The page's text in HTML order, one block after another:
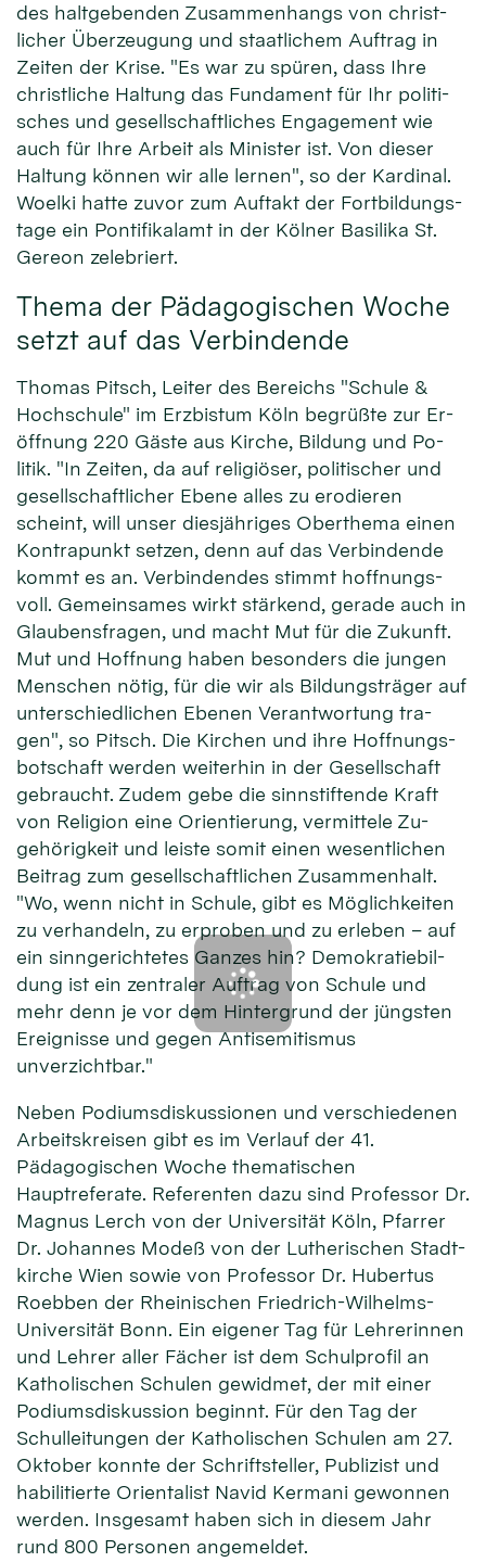
des halt­ge­ben­den Zu­sammen­hangs von christ­
licher Über­zeu­gung und staat­lichem Auf­trag in
Zei­ten der Kri­se. "Es war zu spü­ren, dass Ihre
christ­liche Hal­tung das Fun­da­ment für Ihr po­liti­
sches und ge­sell­schaft­liches En­gage­ment wie
auch für Ih­re Ar­beit als Mi­nister ist. Von die­ser
Hal­tung kön­nen wir alle ler­nen", so der Kar­dinal.
Woel­ki hat­te zu­vor zum Auf­takt der Fort­bil­dungs­
tage ein Pon­ti­fi­kalamt in der Köl­ner Basi­lika St.
Gereon zelebriert.
Thema der Pädagogischen Woche
setzt auf das Verbindende
Thomas Pitsch, Lei­ter des Be­reichs "Schule &
Hoch­schule" im Erz­bistum Köln be­grüßte zur Er­
öff­nung 220 Gäste aus Kir­che, Bil­dung und Po­
litik. "In Zei­ten, da auf reli­giöser, po­litischer und
ge­sell­schaft­licher E­bene al­les zu ero­die­ren
scheint, will unser dies­jäh­riges Ober­thema einen
Kon­tra­punkt setzen, denn auf das Ver­bin­den­de
kommt es an. Ver­bin­den­des stimmt hoff­nungs­
voll. Ge­mein­sames wirkt stär­kend, ge­rade auch in
Glau­bens­fra­gen, und macht Mut für die Zu­kunft.
Mut und Hoff­nung ha­ben be­son­ders die jun­gen
Men­schen nö­tig, für die wir als Bil­dungs­träger auf
unter­schied­lichen Ebenen Ver­ant­wor­tung tra­
gen", so Pitsch. Die Kir­chen und ih­re Hoff­nungs­
bot­schaft wer­den wei­ter­hin in der Ge­sell­schaft
ge­braucht. Zu­dem gebe die sinn­stif­tende Kraft
von Re­ligion eine Orien­tie­rung, ver­mit­tele Zu­
gehörig­keit und leiste so­mit einen wesent­lichen
Bei­trag zum ge­sell­schaft­lichen Zu­sammen­halt.
"Wo, wenn nicht in Schu­le, gibt es Mög­lich­kei­ten
zu ver­han­deln, zu er­pro­ben und zu er­le­ben – auf
ein sinn­ge­rich­tetes Gan­zes hin? Demo­kratie­bil­
dung ist ein zen­tra­ler Auf­trag von Schu­le und
mehr denn je vor dem Hinter­grund der jüngs­ten
Er­eig­nisse und ge­gen Anti­semi­tismus
unverzichtbar."
Neben Podiums­dis­kussio­nen und ver­schie­denen
Arbeits­krei­sen gibt es im Ver­lauf der 41.
Pädagogischen Woche thema­tischen
Hauptreferate. Refe­renten dazu sind Professor Dr.
Magnus Lerch von der Uni­versität Köln, Pfarrer
Dr. Johannes Modeß von der Lutherischen Stadt­
kirche Wien sowie von Professor Dr. Hubertus
Roebben der Rheini­schen Friedrich-Wilhelms-
Uni­versität Bonn. Ein ei­gener Tag für Lehrer­innen
und Lehrer aller Fächer ist dem Schul­profil an
Katho­lischen Schulen gewid­met, der mit einer
Podiums­diskussion be­ginnt. Für den Tag der
Schul­leitungen der Katho­lischen Schu­len am 27.
Oktober konnte der Schrift­steller, Publi­zist und
habi­litier­te Orien­talist Navid Kermani ge­wonnen
werden. Ins­gesamt haben sich in diesem Jahr
rund 800 Per­sonen ange­meldet.